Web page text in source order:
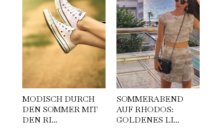
MODISCH DURCH
DEN SOMMER MIT
DEN RI...
SOMMERABEND
AUF RHODOS:
GOLDENES LI...